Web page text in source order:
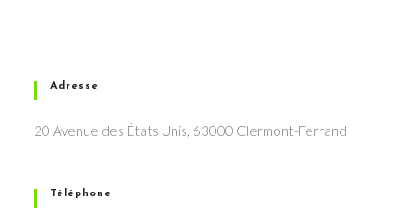
Adresse
20 Avenue des États Unis, 63000 Clermont-Ferrand
Téléphone